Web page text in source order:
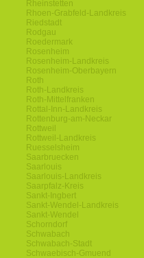
Rheinstetten
Rhoen-Grabfeld-Landkreis
Riedstadt
Rodgau
Roedermark
Rosenheim
Rosenheim-Landkreis
Rosenheim-Oberbayern
Roth
Roth-Landkreis
Roth-Mittelfranken
Rottal-Inn-Landkreis
Rottenburg-am-Neckar
Rottweil
Rottweil-Landkreis
Ruesselsheim
Saarbruecken
Saarlouis
Saarlouis-Landkreis
Saarpfalz-Kreis
Sankt-Ingbert
Sankt-Wendel-Landkreis
Sankt-Wendel
Schorndorf
Schwabach
Schwabach-Stadt
Schwaebisch-Gmuend